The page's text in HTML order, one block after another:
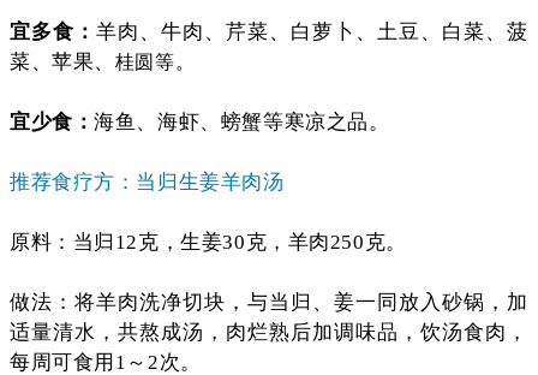
宜多食：羊肉、牛肉、芹菜、白萝卜、土豆、白菜、菠
菜、苹果、 桂圆等。
宜少食：海鱼、海虾、螃蟹等寒凉之品。
推荐食疗方：当归生姜羊肉汤
原料：当归12克，生姜30克，羊肉250克。
做法：将羊肉洗净切块，与当归、姜一同放入砂锅，加
适量清水，共熬成汤，肉烂熟后加调味品，饮汤食肉，
每周可食用1～2次。